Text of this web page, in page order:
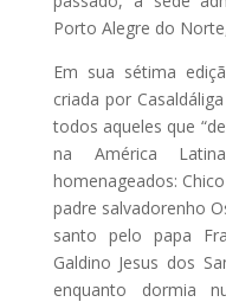
Porto Alegre do
Em sua sétima
criada por
todos aqueles que
na América
homenageados:
padre salvadorenho
santo pelo papa
Galdino Jesus dos
enquanto dormia